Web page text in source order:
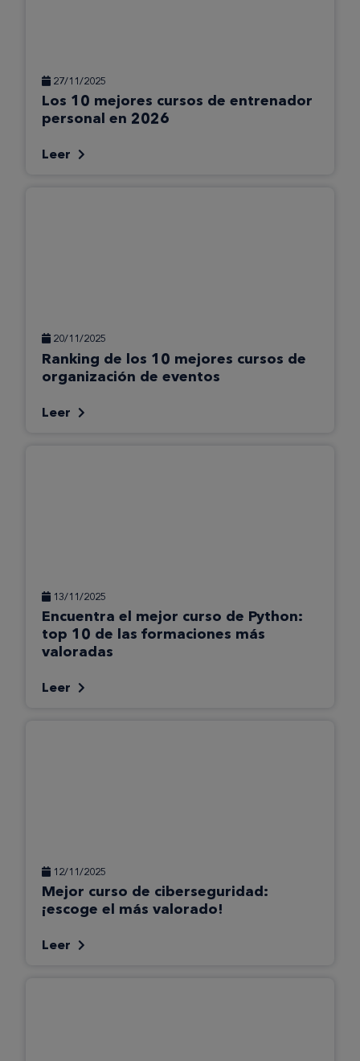
27/11/2025
Los 10 mejores cursos de entrenador
personal en 2026
Leer
20/11/2025
Ranking de los 10 mejores cursos de
organización de eventos
Leer
13/11/2025
Encuentra el mejor curso de Python:
top 10 de las formaciones más
valoradas
Leer
12/11/2025
Mejor curso de ciberseguridad:
¡escoge el más valorado!
Leer